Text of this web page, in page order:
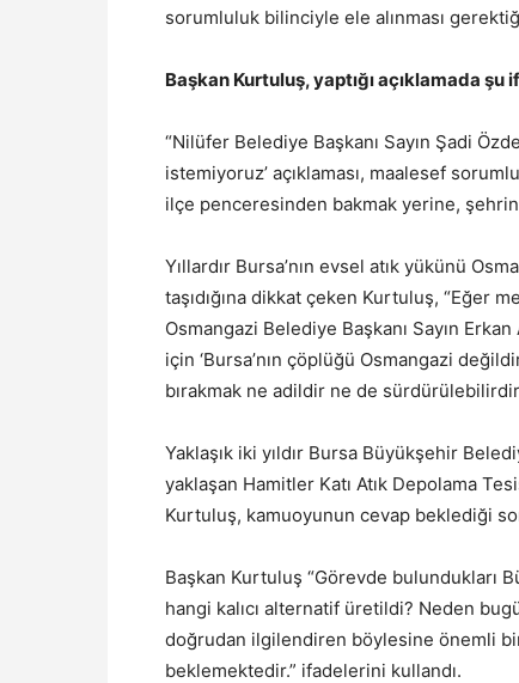
sorumluluk bilinciyle ele alınması
Başkan Kurtuluş, yaptığı açıklamada
“Nilüfer Belediye Başkanı Sayın Şadi
istemiyoruz’ açıklaması, maalesef
ilçe penceresinden bakmak yerine,
Yıllardır Bursa’nın evsel atık yükünü
taşıdığına dikkat çeken Kurtuluş, “Eğer
Osmangazi Belediye Başkanı Sayın Erkan
için ‘Bursa’nın çöplüğü Osmangazi
bırakmak ne adildir ne de
Yaklaşık iki yıldır Bursa Büyükşehir
yaklaşan Hamitler Katı Atık Depolama
Kurtuluş, kamuoyunun cevap beklediği
Başkan Kurtuluş “Görevde bulundukları
hangi kalıcı alternatif üretildi? Neden
doğrudan ilgilendiren böylesine önemli
beklemektedir.” ifadelerini kullandı.